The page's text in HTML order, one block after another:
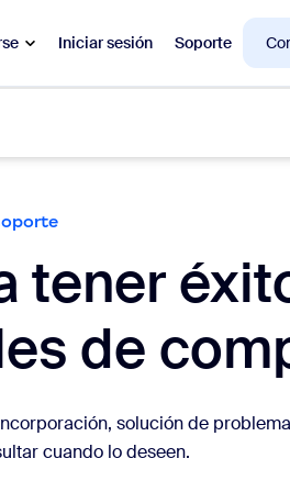
Iniciar sesión Soporte
Canvas
tener
de
solución de
cuando lo deseen.